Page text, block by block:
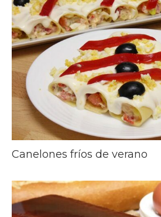
Canelones fríos de verano